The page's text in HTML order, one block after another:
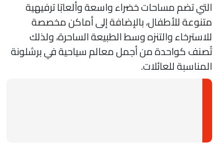
تضم مساحات خضراء واسعة وألعابًا ترفيهية
للأطفال، بالإضافة إلى أماكن مخصصة
والتنزه وسط الطبيعة الساحرة، ولذلك
كواحدة من أجمل معالم سياحية في برشلونة
للعائلات.